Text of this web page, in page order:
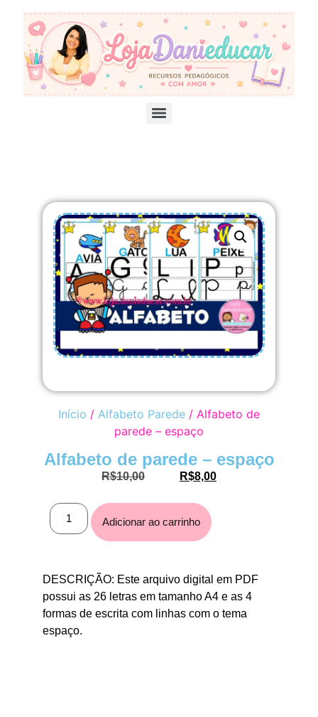
Início / Alfabeto Parede / Alfabeto de
parede – espaço
Alfabeto de parede – espaço
R$10,00 R$8,00
Adicionar ao carrinho
DESCRIÇÃO: Este arquivo digital em PDF
possui as 26 letras em tamanho A4 e as 4
formas de escrita com linhas com o tema
espaço.